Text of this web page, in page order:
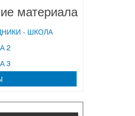
материала
- ШКОЛА
2
3